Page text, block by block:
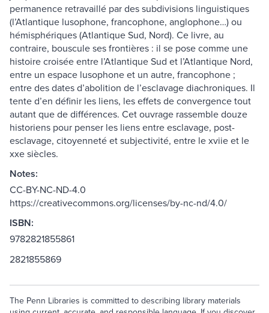
permanence retravaillé par des subdivisions linguistiques
(l’Atlantique lusophone, francophone, anglophone…) ou
hémisphériques (Atlantique Sud, Nord). Ce livre, au
contraire, bouscule ses frontières : il se pose comme une
histoire croisée entre l’Atlantique Sud et l’Atlantique Nord,
entre un espace lusophone et un autre, francophone ;
entre des dates d’abolition de l’esclavage diachroniques. Il
tente d’en définir les liens, les effets de convergence tout
autant que de différences. Cet ouvrage rassemble douze
historiens pour penser les liens entre esclavage, post-
esclavage, citoyenneté et subjectivité, entre le xviie et le
xxe siècles.
Notes:
CC-BY-NC-ND-4.0
https://creativecommons.org/licenses/by-nc-nd/4.0/
ISBN:
9782821855861
2821855869
The Penn Libraries is committed to describing library materials